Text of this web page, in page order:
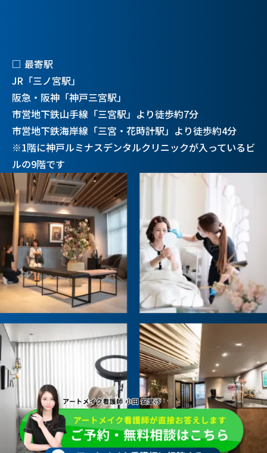
□ 最寄駅
JR「三ノ宮駅」
阪急・阪神「神戸三宮駅」
市営地下鉄山手線「三宮駅」より徒歩約7分
市営地下鉄海岸線「三宮・花時計駅」より徒歩約4分
※1階に神戸ルミナスデンタルクリニックが入っているビ
ルの9階です